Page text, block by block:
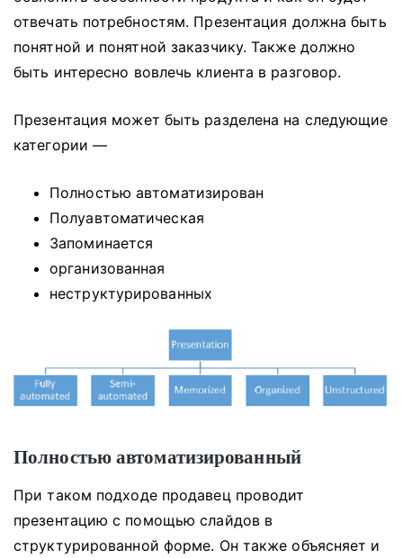
отвечать потребностям. Презентация должна быть
понятной и понятной заказчику. Также должно
быть интересно вовлечь клиента в разговор.
Презентация может быть разделена на следующие
категории —
Полностью автоматизирован
Полуавтоматическая
Запоминается
организованная
неструктурированных
Полностью автоматизированный
При таком подходе продавец проводит
презентацию с помощью слайдов в
структурированной форме. Он также объясняет и